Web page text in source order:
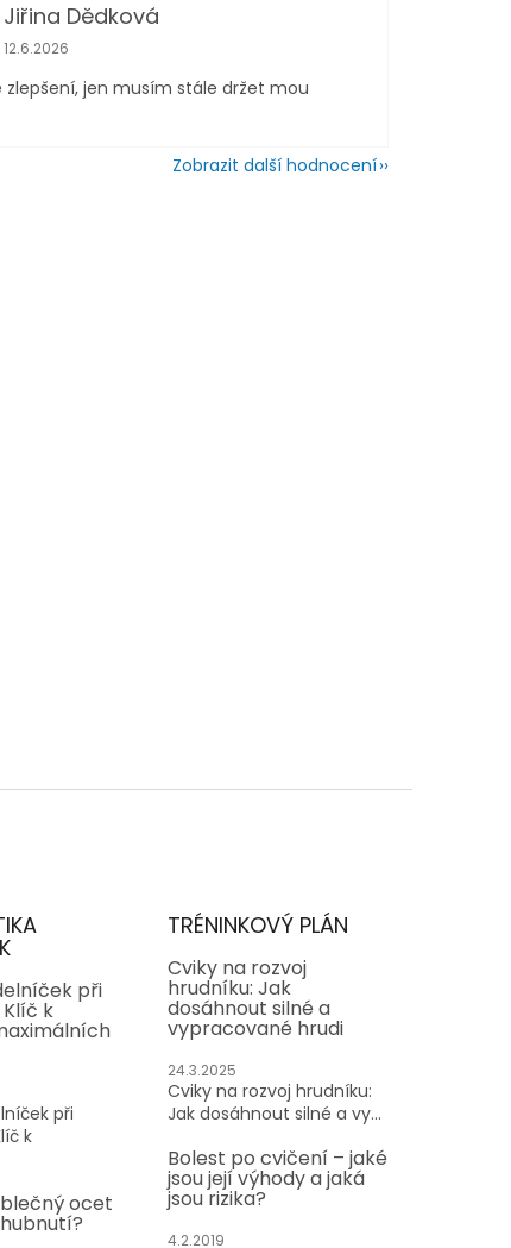
Jiřina Dědková
Hodnocení obchodu je 4 z 5 hvězdiček.
12.6.2026
zlepšení, jen musím stále držet mou
Zobrazit další hodnocení
při
k
při
k
ocet
TRÉNINKOVÝ PLÁN
Cviky na rozvoj
hrudníku: Jak
dosáhnout silné a
vypracované hrudi
24.3.2025
Cviky na rozvoj hrudníku:
Jak dosáhnout silné a vy...
Bolest po cvičení – jaké
jsou její výhody a jaká
jsou rizika?
4.2.2019